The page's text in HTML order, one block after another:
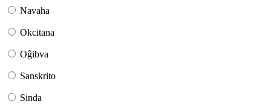
Navaha
Okcitana
Oĝibva
Sanskrito
Sinda